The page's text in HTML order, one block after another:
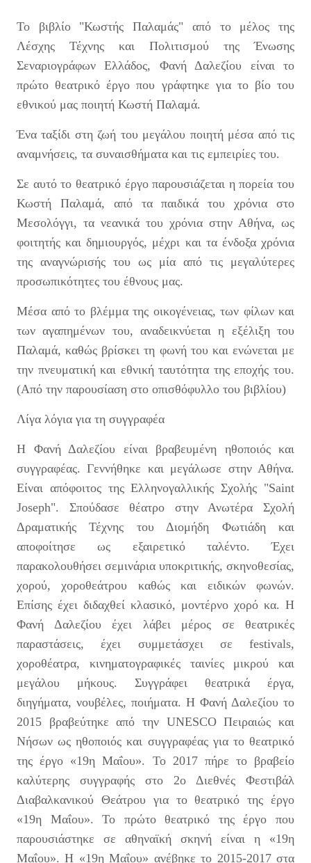
Το βιβλίο "Κωστής Παλαμάς" από το μέλος της
Λέσχης Τέχνης και Πολιτισμού της Ένωσης
Σεναριογράφων Ελλάδος, Φανή Δαλεζίου είναι το
πρώτο θεατρικό έργο που γράφτηκε για το βίο του
εθνικού μας ποιητή Κωστή Παλαμά.
Ένα ταξίδι στη ζωή του μεγάλου ποιητή μέσα από τις
αναμνήσεις, τα συναισθήματα και τις εμπειρίες του.
Σε αυτό το θεατρικό έργο παρουσιάζεται η πορεία του
Κωστή Παλαμά, από τα παιδικά του χρόνια στο
Μεσολόγγι, τα νεανικά του χρόνια στην Αθήνα, ως
φοιτητής και δημιουργός, μέχρι και τα ένδοξα χρόνια
της αναγνώρισής του ως μία από τις μεγαλύτερες
προσωπικότητες του έθνους μας.
Μέσα από το βλέμμα της οικογένειας, των φίλων και
των αγαπημένων του, αναδεικνύεται η εξέλιξη του
Παλαμά, καθώς βρίσκει τη φωνή του και ενώνεται με
την πνευματική και εθνική ταυτότητα της εποχής του.
(Από την παρουσίαση στο οπισθόφυλλο του βιβλίου)
Λίγα λόγια για τη συγγραφέα
Η Φανή Δαλεζίου είναι βραβευμένη ηθοποιός και
συγγραφέας. Γεννήθηκε και μεγάλωσε στην Αθήνα.
Είναι απόφοιτος της Ελληνογαλλικής Σχολής "Saint
Joseph". Σπούδασε θέατρο στην Ανωτέρα Σχολή
Δραματικής Τέχνης του Διομήδη Φωτιάδη και
αποφοίτησε ως εξαιρετικό ταλέντο. Έχει
παρακολουθήσει σεμινάρια υποκριτικής, σκηνοθεσίας,
χορού, χοροθεάτρου καθώς και ειδικών φωνών.
Eπίσης έχει διδαχθεί κλασικό, μοντέρνο χορό κα. Η
Φανή Δαλεζίου έχει λάβει μέρος σε θεατρικές
παραστάσεις, έχει συμμετάσχει σε festivals,
χοροθέατρα, κινηματογραφικές ταινίες μικρού και
μεγάλου μήκους. Συγγράφει θεατρικά έργα,
διηγήματα, νουβέλες, ποιήματα. Η Φανή Δαλεζίου το
2015 βραβεύτηκε από την UNESCO Πειραιώς και
Νήσων ως ηθοποιός και συγγραφέας για το θεατρικό
της έργο «19η Μαΐου». Το 2017 πήρε το βραβείο
καλύτερης συγγραφής στο 2ο Διεθνές Φεστιβάλ
Διαβαλκανικού Θεάτρου για το θεατρικό της έργο
«19η Μαΐου». Το πρώτο θεατρικό της έργο που
παρουσιάστηκε σε αθηναϊκή σκηνή είναι η «19η
Μαΐου». Η «19η Μαΐου» ανέβηκε το 2015-2017 στα